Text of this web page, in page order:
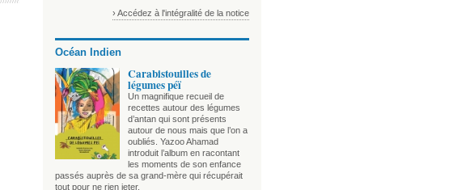
› Accédez à l'intégralité de la notice
Océan Indien
Carabistouilles de
légumes péï
Un magnifique recueil de
recettes autour des légumes
d’antan qui sont présents
autour de nous mais que l’on a
oubliés. Yazoo Ahamad
introduit l’album en racontant
les moments de son enfance
passés auprès de sa grand-mère qui récupérait
tout pour ne rien jeter.